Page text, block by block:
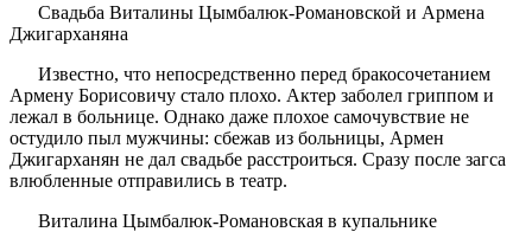
Свадьба Виталины Цымбалюк-Романовской и Армена
Джигарханяна
Известно, что непосредственно перед бракосочетанием
Армену Борисовичу стало плохо. Актер заболел гриппом и
лежал в больнице. Однако даже плохое самочувствие не
остудило пыл мужчины: сбежав из больницы, Армен
Джигарханян не дал свадьбе расстроиться. Сразу после загса
влюбленные отправились в театр.
Виталина Цымбалюк-Романовская в купальнике